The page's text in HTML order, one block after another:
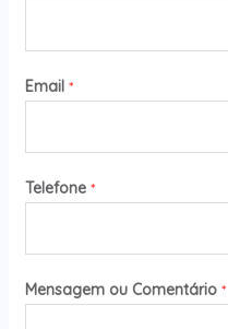
Email *
Telefone *
Mensagem ou Comentário *